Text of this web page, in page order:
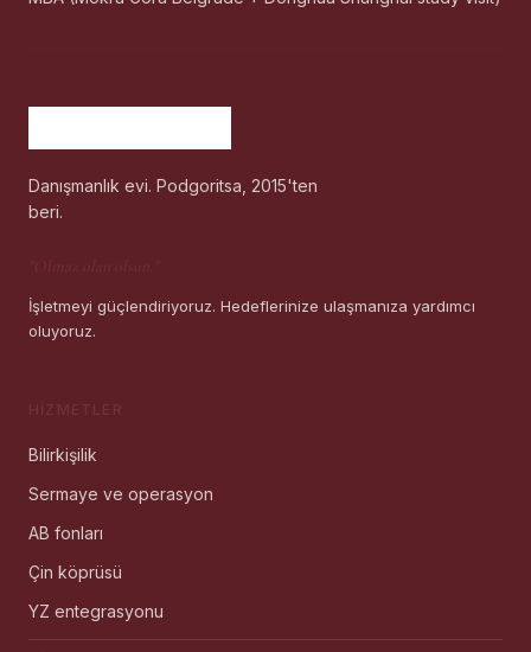
Danışmanlık evi. Podgoritsa, 2015'ten
beri.
Olmaz olan olsun.
İşletmeyi güçlendiriyoruz. Hedeflerinize ulaşmanıza yardımcı
oluyoruz.
HIZMETLER
Bilirkişilik
Sermaye ve operasyon
AB fonları
Çin köprüsü
YZ entegrasyonu